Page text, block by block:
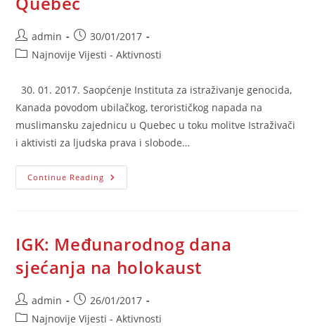
Post
author:
admin
Post
published:
30/01/2017
PostNajnovije Vijesti - Aktivnosti
30. 01. 2017. Saopćenje Instituta za istraživanje genocida,
Kanada povodom ubilačkog, terorističkog napada na
muslimansku zajednicu u Quebec u toku molitve Istraživači
i aktivisti za ljudska prava i slobode…
Continue Reading Povodom
Terorističkog
IGK: Međunarodnog dana
sjećanja na holokaust
Post
author:
admin
Post
published:
26/01/2017
PostNajnovije Vijesti - Aktivnosti